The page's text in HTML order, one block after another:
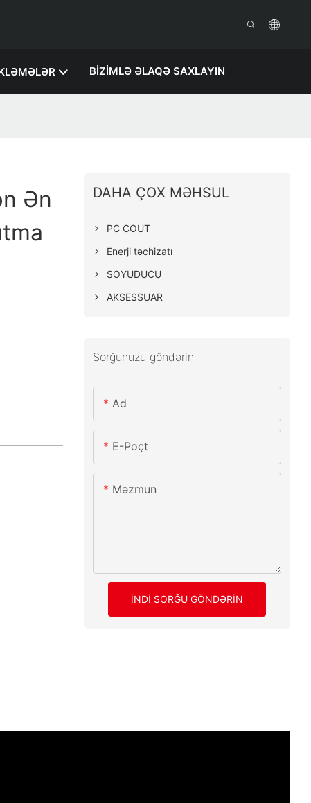
BIZIMLƏ ƏLAQƏ SAXLAYIN
Ən
DAHA ÇOX MƏHSUL
PC COUT
Enerji təchizatı
SOYUDUCU
AKSESSUAR
Sorğunuzu göndərin
Ad
E-Poçt
Məzmun
İNDI SORĞU GÖNDƏRIN